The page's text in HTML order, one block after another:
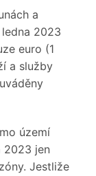
a
2023
euro (1
a služby
území
2023 jen
Jestliže